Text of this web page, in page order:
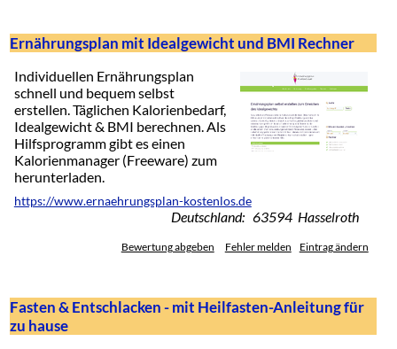
Ernährungsplan mit Idealgewicht und BMI Rechner
Individuellen Ernährungsplan
schnell und bequem selbst
erstellen. Täglichen Kalorienbedarf,
Idealgewicht & BMI berechnen. Als
Hilfsprogramm gibt es einen
Kalorienmanager (Freeware) zum
herunterladen.
https://www.ernaehrungsplan-kostenlos.de
Deutschland: 63594 Hasselroth
Bewertung abgeben Fehler melden Eintrag ändern
Fasten & Entschlacken - mit Heilfasten-Anleitung für
zu hause